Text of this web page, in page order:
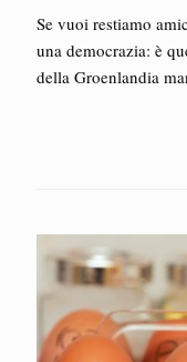
Se vuoi restiamo
una democrazia: è
della Groenlandia